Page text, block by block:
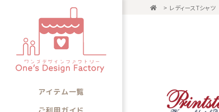
アイテム一覧
> レディースTシャツ